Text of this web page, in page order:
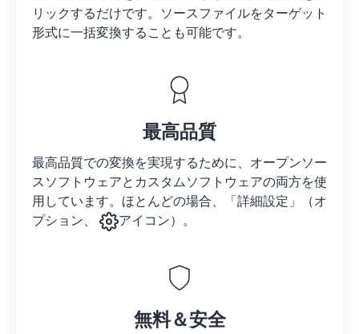
リックするだけです。 ソースファイルをターゲット
形式に一括変換することも可能です。
最高品質
最高品質での変換を実現するために、オープンソー
スソフトウェアとカスタムソフトウェアの両方を使
用しています。ほとんどの場合、「詳細設定」（オ
プション、
アイコン）。
無料＆安全